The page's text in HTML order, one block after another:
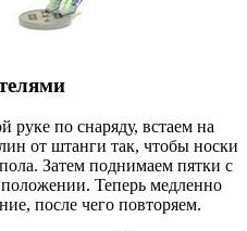
руке по снаряду, встаем на
от штанги так, чтобы носки
Затем поднимаем пятки с
Теперь медленно
после чего повторяем.